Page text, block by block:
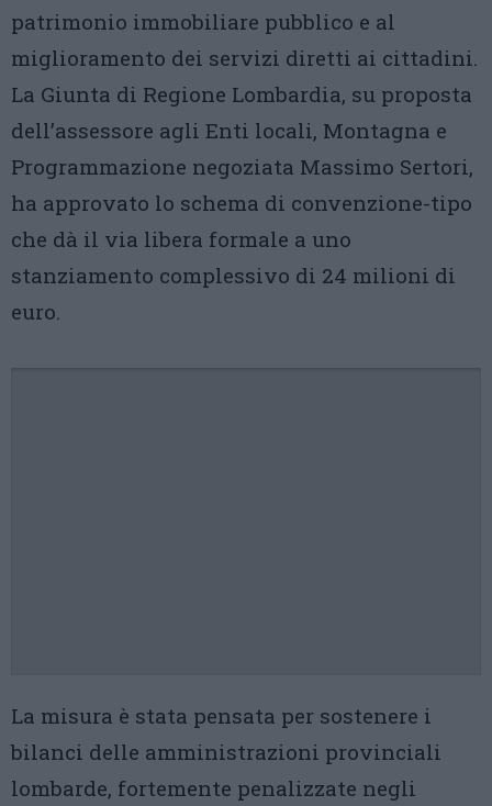
patrimonio immobiliare pubblico e al
miglioramento dei servizi diretti ai cittadini.
La Giunta di Regione Lombardia, su proposta
dell’assessore agli Enti locali, Montagna e
Programmazione negoziata Massimo Sertori,
ha approvato lo schema di convenzione-tipo
che dà il via libera formale a uno
stanziamento complessivo di 24 milioni di
euro.
La misura è stata pensata per sostenere i
bilanci delle amministrazioni provinciali
lombarde, fortemente penalizzate negli